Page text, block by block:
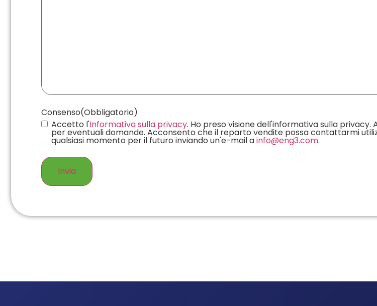
Consenso(Obbligatorio)
Accetto l'Informativa sulla privacy. Ho preso visione dell'informativa sulla
per eventuali domande. Acconsento che il reparto vendite possa contattarmi
qualsiasi momento per il futuro inviando un'e-mail ainfo@eng3.com.